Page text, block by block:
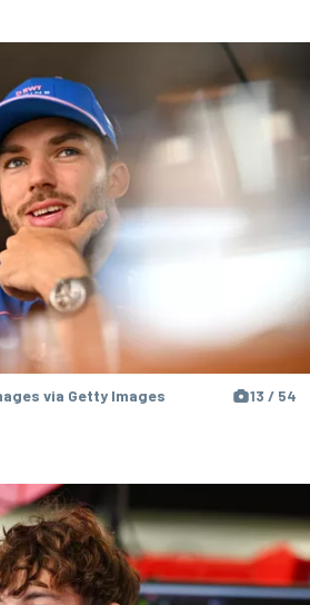
via Getty Images 13 / 54